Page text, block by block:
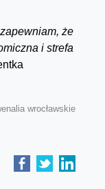
że
i strefa
wrocławskie